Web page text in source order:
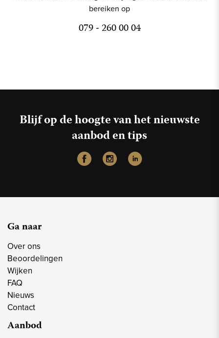
bereiken op
079 - 260 00 04
Blijf op de hoogte van het nieuwste
aanbod en tips
Ga naar
Over ons
Beoordelingen
Wijken
FAQ
Nieuws
Contact
Aanbod